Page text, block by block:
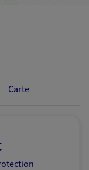
Carte